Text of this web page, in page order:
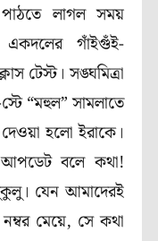
লাগল সময়
গাঁইগুঁই-
টেস্ট। সঙ্ঘমিত্রা
“মহুল” সামলাতে
হলো ইরাকে।
বলে কথা!
যেন আমাদেরই
মেয়ে, সে কথা